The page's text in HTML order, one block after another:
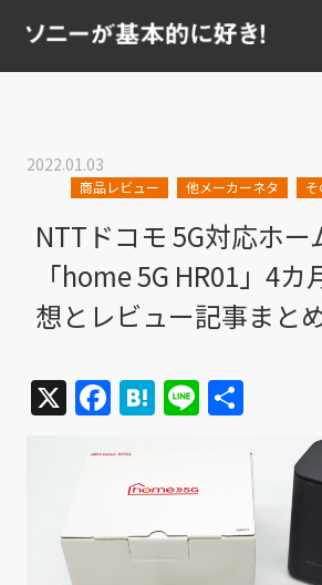
2022.01.03
商品レビュー 他メーカーネタ
NTTドコモ 5G対応ホー
「home 5G HR01」4
想とレビュー記事まと
X Facebook
Hatena
Line